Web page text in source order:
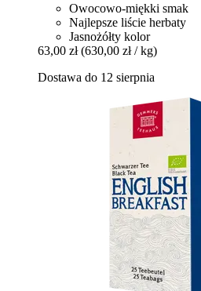
Owocowo-miękki smak
Najlepsze liście herbaty
Jasnożółty kolor
63,00 zł (630,00 zł / kg)
Dostawa do 12 sierpnia